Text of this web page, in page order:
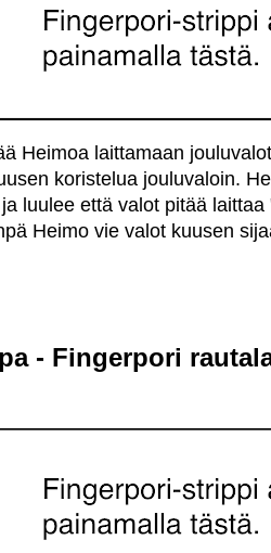
Heimoa laittamaan
koristelua jouluvaloin.
luulee että valot pitää
Heimo vie valot kuusen
- Fingerpori